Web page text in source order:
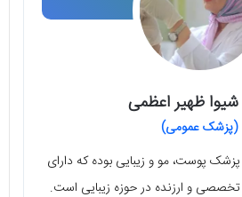
شیوا ظهیر اعظمی
(پزشک عمومی)
پوست، مو و زیبایی بوده که دارای
سابقه تخصصی و ارزنده در حوزه زیبایی است.